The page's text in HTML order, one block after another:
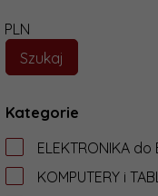
PLN
Kategorie
ELEKTRONIKA do
KOMPUTERY i